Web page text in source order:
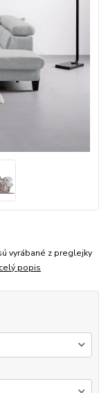
vyrábané z preglejky
celý popis